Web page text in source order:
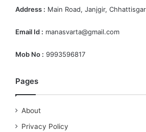
Address : Main Road, Janjgir,
Email Id : manasvarta@gmail.com
Mob No : 9993596817
Pages
About
Privacy Policy